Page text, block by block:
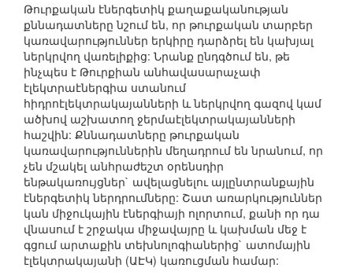
Թուրքական էներգետիկ քաղաքականության
քննադատները նշում են, որ թուրքական տարբեր
կառավարություններ երկիրը դարձրել են կախյալ
ներկրվող վառելիքից: Նրանք ընդգծում են, թե
ինչպես է Թուրքիան անհավասարաչափ
էլեկտրաէներգիա ստանում
հիդրոէլեկտրակայանների և ներկրվող գազով կամ
ածխով աշխատող ջերմաէլեկտրակայանների
հաշվին: Քննադատները թուրքական
կառավարություններին մեղադրում են նրանում, որ
չեն մշակել անհրաժեշտ օրենսդիր
ենթակառույցներ` ավելացնելու այլընտրանքային
էներգետիկ ներդրումները: Շատ առարկություններ
կան միջուկային էներգիայի ոլորտում, քանի որ դա
վնասում է շրջակա միջավայրը և կախման մեջ է
գցում արտաքին տեխնոլոգիաներից` ատոմային
էլեկտրակայանի (ԱԷԿ) կառուցման համար: